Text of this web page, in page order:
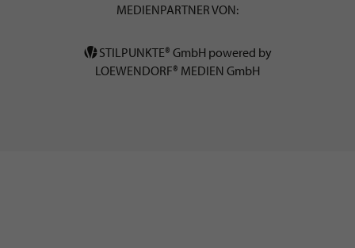
MEDIENPARTNER VON:
STILPUNKTE® GmbH powered by
LOEWENDORF® MEDIEN GmbH